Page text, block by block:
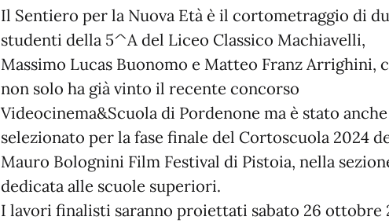
Il Sentiero per la Nuova Età è il cortometraggio di
studenti della 5^A del Liceo Classico Machiavelli,
Massimo Lucas Buonomo e Matteo Franz Arrighini,
non solo ha già vinto il recente concorso
Videocinema&Scuola di Pordenone ma è stato anche
selezionato per la fase finale del Cortoscuola 2024
Mauro Bolognini Film Festival di Pistoia, nella
dedicata alle scuole superiori.
I lavori finalisti saranno proiettati sabato 26 ottobre